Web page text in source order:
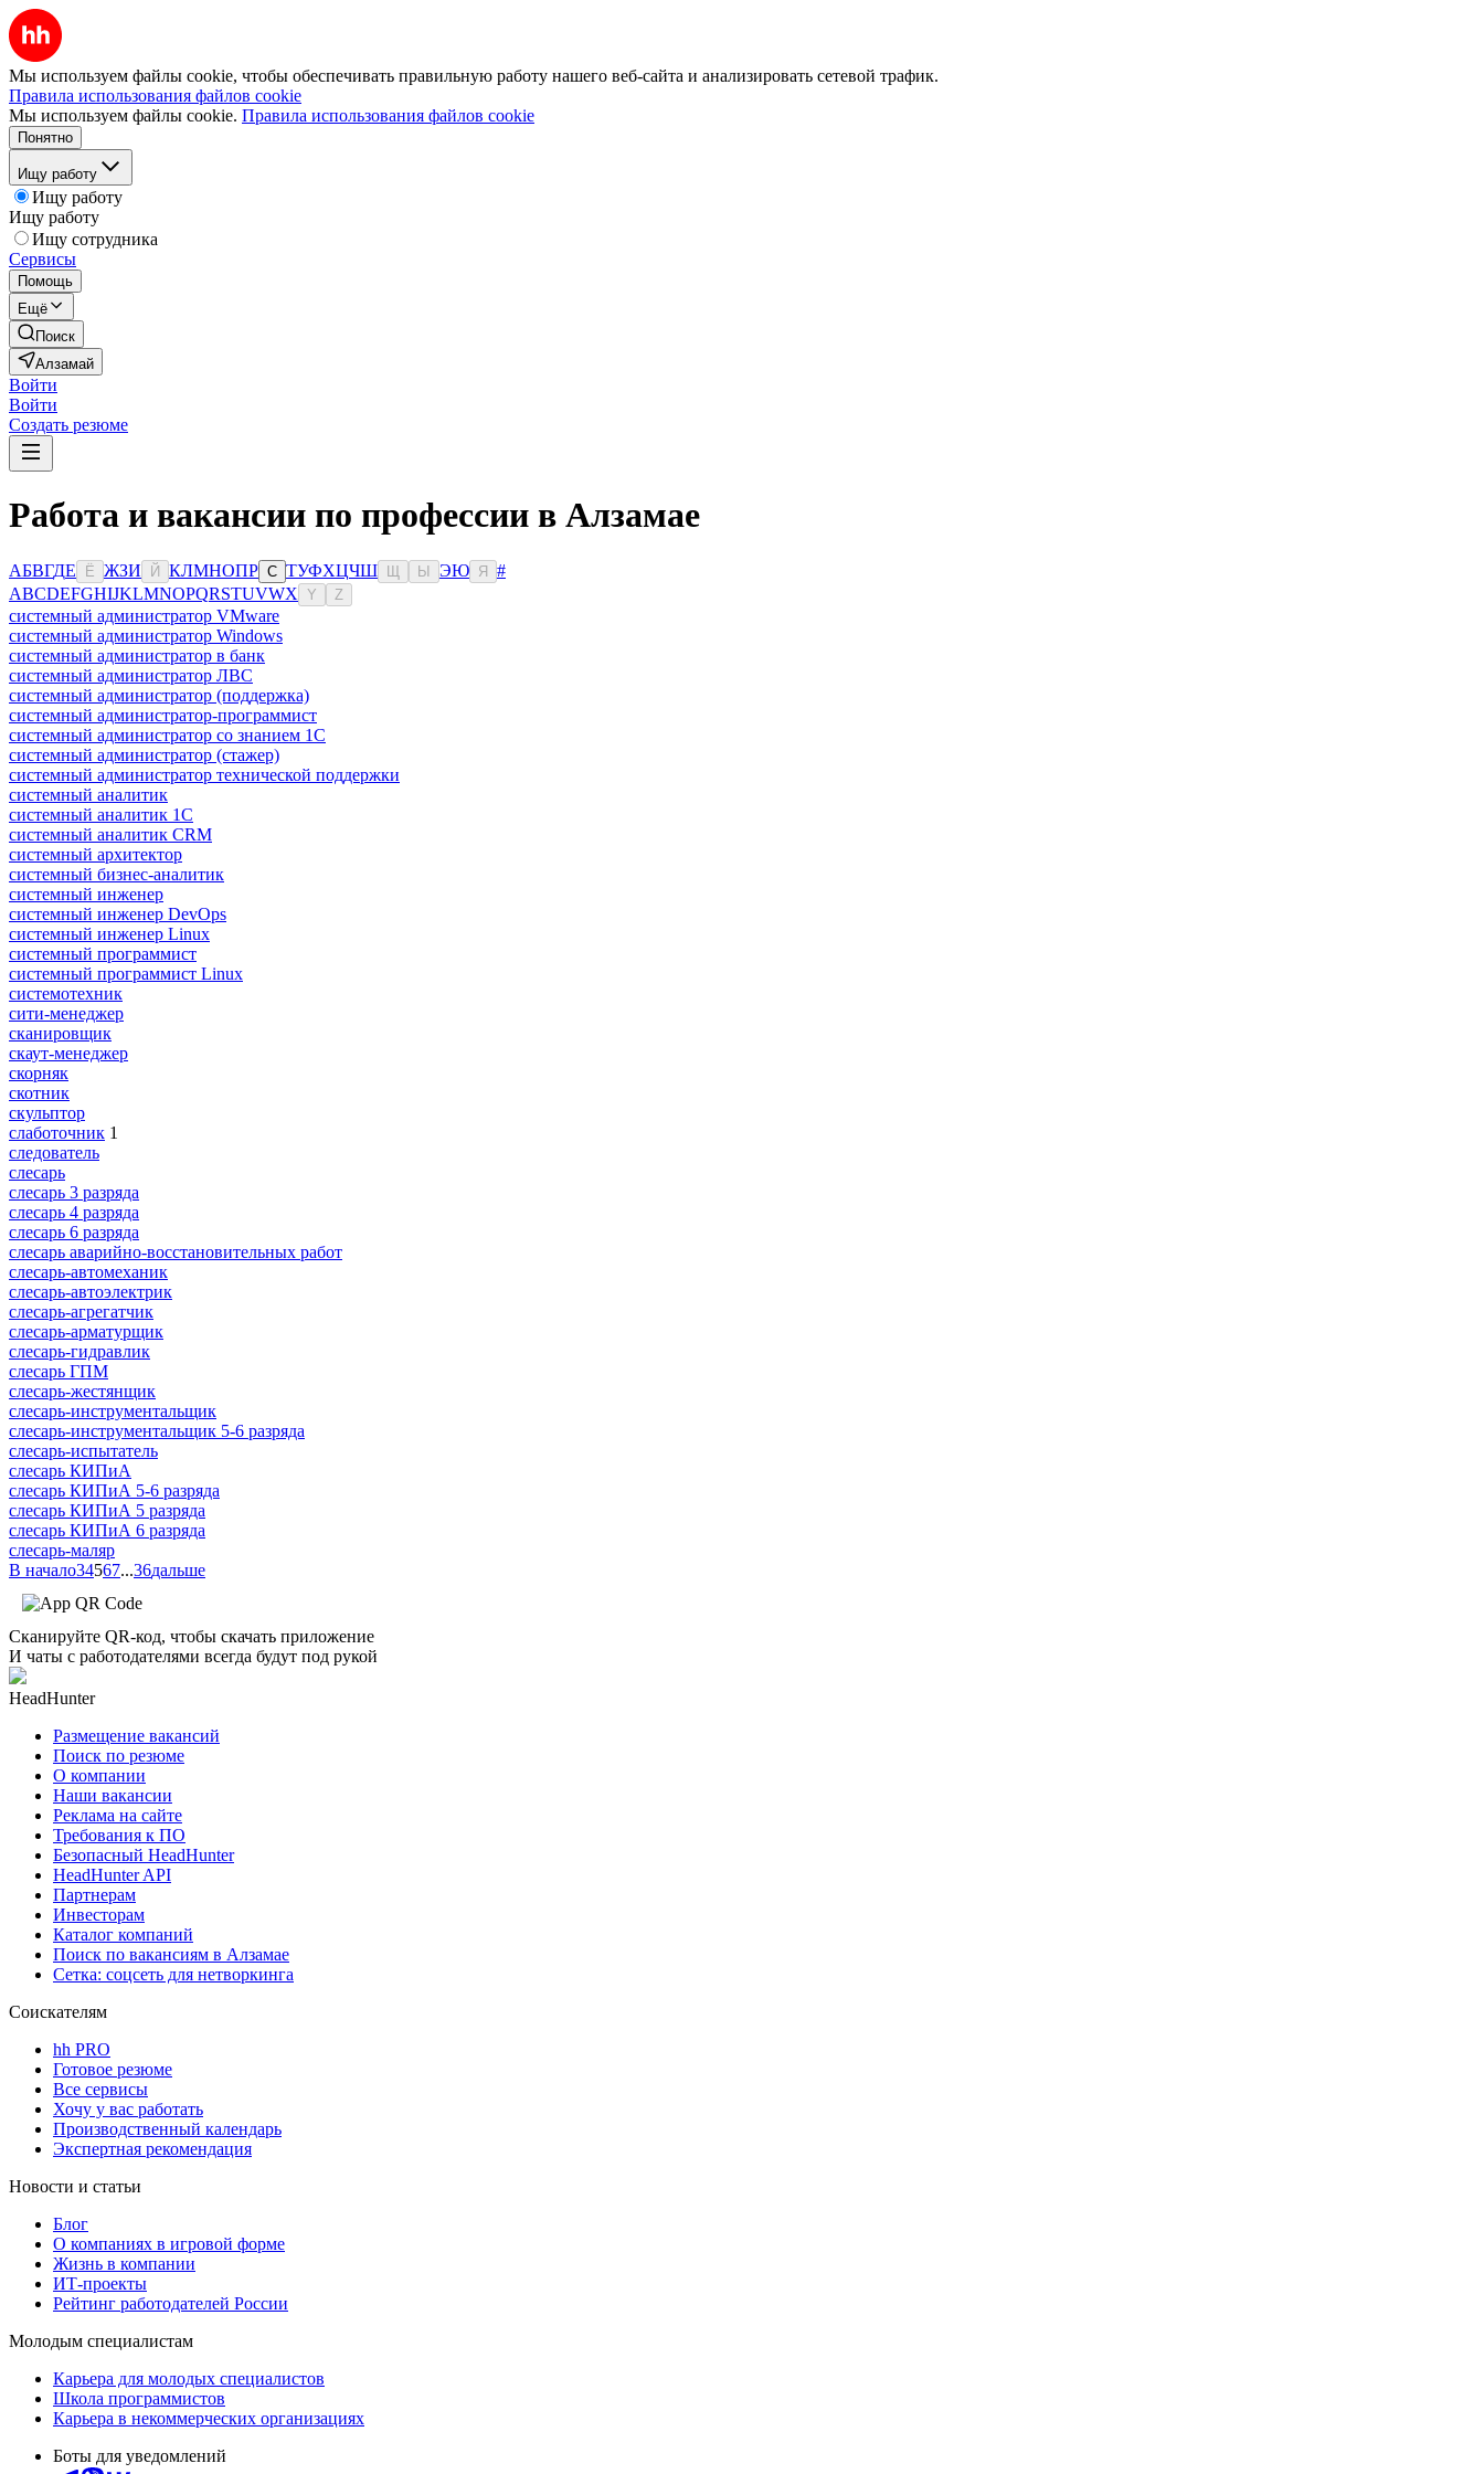
Мы используем файлы cookie, чтобы обеспечивать правильную работу нашего веб-сайта и анализировать сетевой трафик.
Правила использования файлов cookie
Мы используем файлы cookie. Правила использования файлов cookie
Понятно
Ищу работу
Ищу работу
Ищу работу
Ищу сотрудника
Сервисы
Помощь
Ещё
Поиск
Алзамай
Войти
Войти
Создать резюме
Работа и вакансии по профессии в Алзамае
АБВГДЕ Ё ЖЗИ Й КЛМНОПР С ТУФХЦЧШ Ы ЭЮ Я
#
ABCDEFGHIJKLMNOPQRSTUVWX Y Z
системный администратор VMware
системный администратор Windows
системный администратор в банк
системный администратор ЛВС
системный администратор (поддержка)
системный администратор-программист
системный администратор со знанием 1С
системный администратор (стажер)
системный администратор технической поддержки
системный аналитик
системный аналитик 1С
системный аналитик CRM
системный архитектор
системный бизнес-аналитик
системный инженер
системный инженер DevOps
системный инженер Linux
системный программист
системный программист Linux
системотехник
сити-менеджер
сканировщик
скаут-менеджер
скорняк
скотник
скульптор
слаботочник 1
следователь
слесарь
слесарь 3 разряда
слесарь 4 разряда
слесарь 6 разряда
слесарь аварийно-восстановительных работ
слесарь-автомеханик
слесарь-автоэлектрик
слесарь-агрегатчик
слесарь-арматурщик
слесарь-гидравлик
слесарь ГПМ
слесарь-жестянщик
слесарь-инструментальщик
слесарь-инструментальщик 5-6 разряда
слесарь-испытатель
слесарь КИПиА
слесарь КИПиА 5-6 разряда
слесарь КИПиА 5 разряда
слесарь КИПиА 6 разряда
слесарь-маляр
В начало34567...36дальше
Сканируйте QR-код, чтобы скачать приложение
И чаты с работодателями всегда будут под рукой
HeadHunter
Размещение вакансий
Поиск по резюме
О компании
Наши вакансии
Реклама на сайте
Требования к ПО
Безопасный HeadHunter
HeadHunter API
Партнерам
Инвесторам
Каталог компаний
Поиск по вакансиям в Алзамае
Сетка: соцсеть для нетворкинга
Соискателям
hh PRO
Готовое резюме
Все сервисы
Хочу у вас работать
Производственный календарь
Экспертная рекомендация
Новости и статьи
Блог
О компаниях в игровой форме
Жизнь в компании
ИТ-проекты
Рейтинг работодателей России
Молодым специалистам
Карьера для молодых специалистов
Школа программистов
Карьера в некоммерческих организациях
Боты для уведомлений